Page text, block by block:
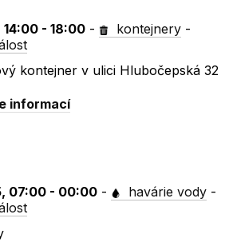
14:00 - 18:00 - kontejnery -
kontejner v ulici Hlubočepská 32
informací
07:00 - 00:00 - havárie vody -